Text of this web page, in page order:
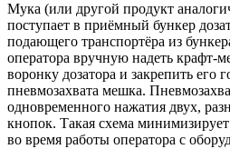
Мука (или другой продукт
поступает в приёмный бункер
подающего транспортёра из
оператора вручную надеть
воронку дозатора и закрепить
пневмозахвата мешка.
одновременного нажатия двух,
кнопок. Такая схема
во время работы оператора с